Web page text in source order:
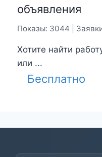
объявления
Показы: 3044 |
Хотите найти
или ...
Бесплатно